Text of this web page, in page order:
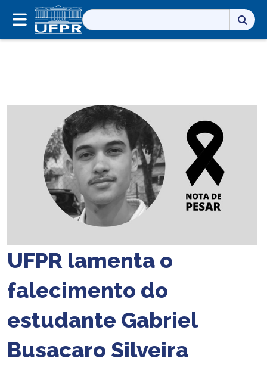
Pesquisar
por:
UFPR lamenta o
falecimento do
estudante Gabriel
Busacaro Silveira